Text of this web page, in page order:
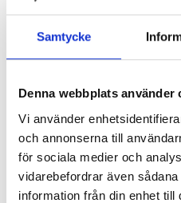
Samtycke
Denna webbplats använder
Vi använder
och annonserna till
för sociala medier och
vidarebefordrar även
information från din enhet till
3280-D26E-400S
3280-D38-500S